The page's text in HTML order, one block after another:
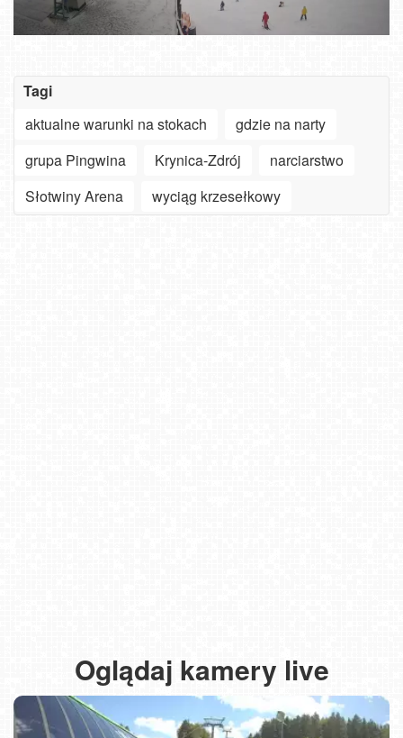
Tagi
aktualne warunki na stokach
gdzie na narty
grupa Pingwina
Krynica-Zdrój
narciarstwo
Słotwiny Arena
wyciąg krzesełkowy
Oglądaj kamery live